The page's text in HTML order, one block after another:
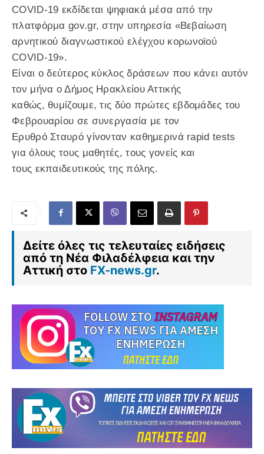
COVID-19 εκδίδεται ψηφιακά μέσα από την
πλατφόρμα gov.gr, στην υπηρεσία «Βεβαίωση
αρνητικού διαγνωστικού ελέγχου κορωνοϊού
COVID-19».
Είναι ο δεύτερος κύκλος δράσεων που κάνει αυτόν
τον μήνα ο Δήμος Ηρακλείου Αττικής
καθώς, θυμίζουμε, τις δύο πρώτες εβδομάδες του
Φεβρουαρίου σε συνεργασία με τον
Ερυθρό Σταυρό γίνονταν καθημερινά rapid tests
για όλους τους μαθητές, τους γονείς και
τους εκπαιδευτικούς της πόλης.
Δείτε όλες τις τελευταίες ειδήσεις
από τη Νέα Φιλαδέλφεια και την
Αττική στο FX-news.gr.